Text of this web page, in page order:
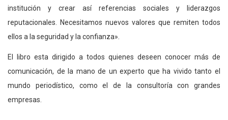
institución y crear así referencias sociales y liderazgos
reputacionales. Necesitamos nuevos valores que remiten todos
ellos a la seguridad y la confianza».
El libro esta dirigido a todos quienes deseen conocer más de
comunicación, de la mano de un experto que ha vivido tanto el
mundo periodístico, como el de la consultoría con grandes
empresas.